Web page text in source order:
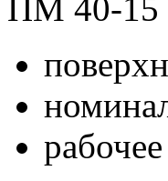
ПМ 40-15